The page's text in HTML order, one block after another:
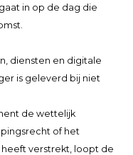
in op de dag die
diensten en digitale
is geleverd bij niet
de wettelijk
of het
verstrekt, loopt de